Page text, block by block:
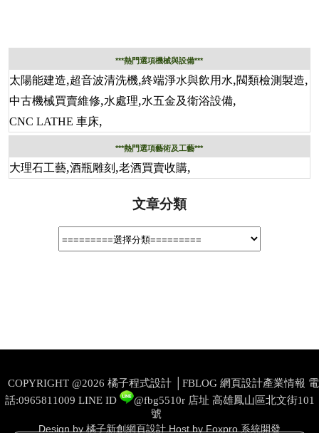
***熱門選項機械與設備***
太陽能建造,超音波清洗機,終端淨水與飲用水,閥類檢測製造,
中古機械買賣維修,水處理,水五金及衛浴設備,
CNC LATHE 車床,
***熱門選項藝術及工藝***
大理石工藝,酒瓶雕刻 ,老酒買賣收購,
文章分類
COPYRIGHT @2026 橘子程式設計 │FBLOG 網頁設計產業情報 電
話:0965811009 LINE ID @fbg5510r 店址 高雄鳳山區北文街101
號
Design by 橘子新創網頁設計 Host by Foxpro 系統開發